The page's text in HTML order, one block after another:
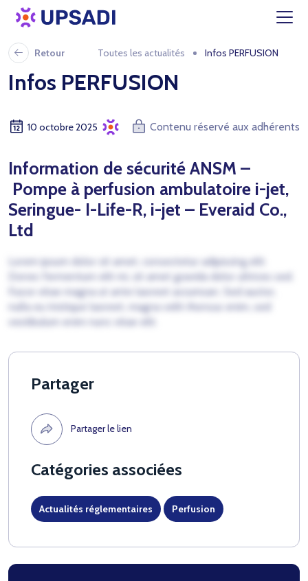
Retour Toutes les actualités Infos PERFUSION
Infos PERFUSION
10 octobre 2025 Contenu réservé aux adhérents
Information de sécurité ANSM –
Pompe à perfusion ambulatoire i-jet,
Seringue- I-Life-R, i-jet – Everaid Co.,
Ltd
Lorem ipsum dolor sit amet, consectetur adipiscing elit.
Donec fermentum elit mi, sit amet gravida dolor ultrices sed.
Fusce vitae magna ut ante laoreet accumsan. Sed auctor,
nulla eu tristique laoreet, magna velit rhoncus enim, sed
vestibulum enim nunc vitae elit.
Partager
Partager le lien
Catégories associées
Actualités réglementaires Perfusion